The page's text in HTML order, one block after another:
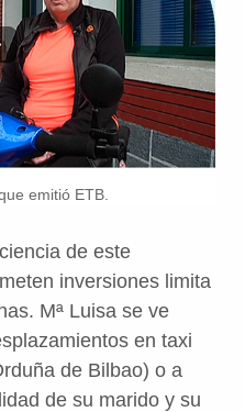
emitió ETB.
de este
inversiones limita
Mª Luisa se ve
en taxi
de Bilbao) o a
de su marido y su